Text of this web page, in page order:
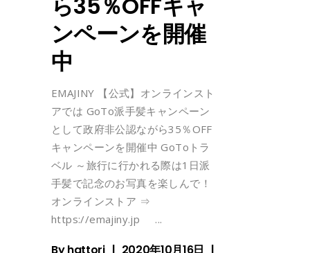
ンペーンを開催
中
EMAJINY 【公式】オンラインスト
アでは GoTo派手髪キャンペーン
として政府非公認ながら35％OFF
キャンペーンを開催中 GoToトラ
ベル ～旅行に行かれる際は1日派
手髪で記念のお写真を楽しんで！
オンラインストア ⇒
https://emajiny.jp